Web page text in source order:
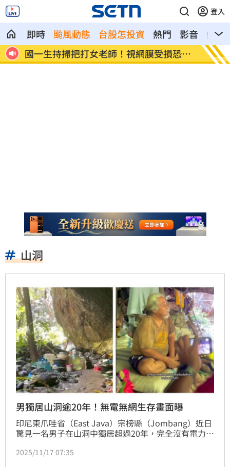
登入
即時 颱風動態 台股怎投資 熱門 影音
熱搜
失
女星授權AI短劇 「裙下仰拍視角」片挨
轟
防代
人
山洞
男獨居山洞逾20年！無電無網生存畫面曝
印尼東爪哇省（East Java）宗榜縣（Jombang）近日
驚見一名男子在山洞中獨居超過20年，完全沒有電力與
住於安加斯莫羅山（Mount Anjasmoro）山區、名為
2025/11/17 07:35